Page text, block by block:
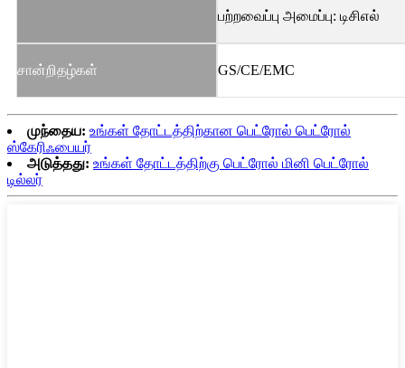
பற்றவைப்பு அமைப்பு: டிசிஎல்
சான்றிதழ்கள் GS/CE/EMC
முந்தைய: உங்கள் தோட்டத்திற்கான பெட்ரோல் பெட்ரோல்
ஸ்கேரிஃபையர்
அடுத்தது: உங்கள் தோட்டத்திற்கு பெட்ரோல் மினி பெட்ரோல்
டில்லர்